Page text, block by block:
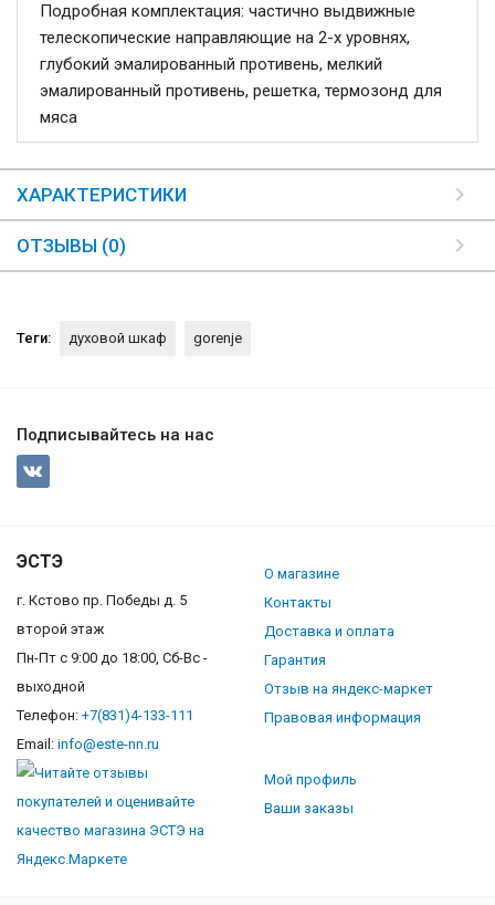
Подробная комплектация: частично выдвижные
телескопические направляющие на 2-х уровнях,
глубокий эмалированный противень, мелкий
эмалированный противень, решетка, термозонд для
мяса
ХАРАКТЕРИСТИКИ
ОТЗЫВЫ (0)
Теги: духовой шкаф gorenje
Подписывайтесь на нас
ЭСТЭ
г. Кстово пр. Победы д. 5
второй этаж
Пн-Пт с 9:00 до 18:00, Сб-Вс -
выходной
Телефон: +7(831)4-133-111
Email: info@este-nn.ru
О магазине
Контакты
Доставка и оплата
Гарантия
Отзыв на яндекс-маркет
Правовая информация
Мой профиль
Ваши заказы